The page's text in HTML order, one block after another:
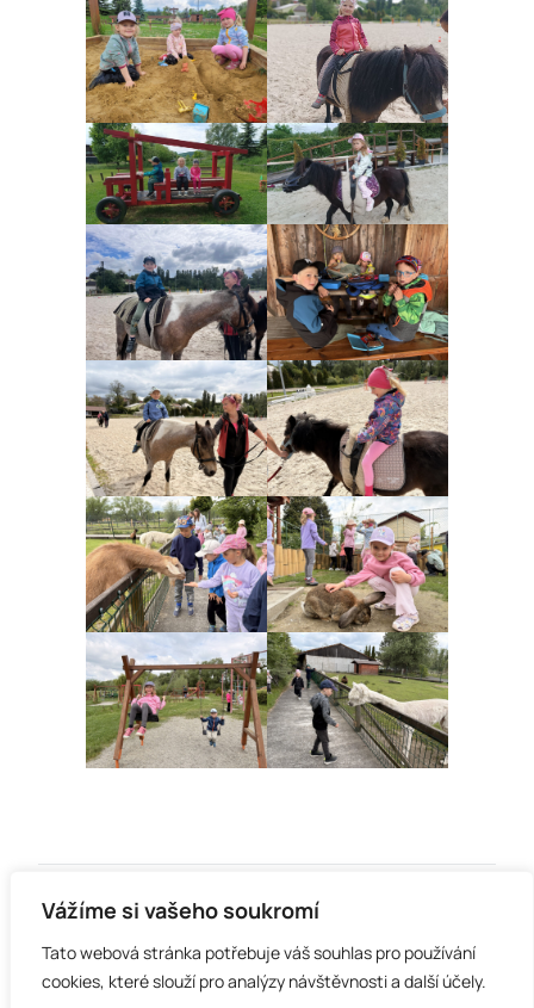
Vážíme si vašeho soukromí
Tato webová stránka potřebuje váš souhlas pro používání
cookies, které slouží pro analýzy návštěvnosti a další účely.